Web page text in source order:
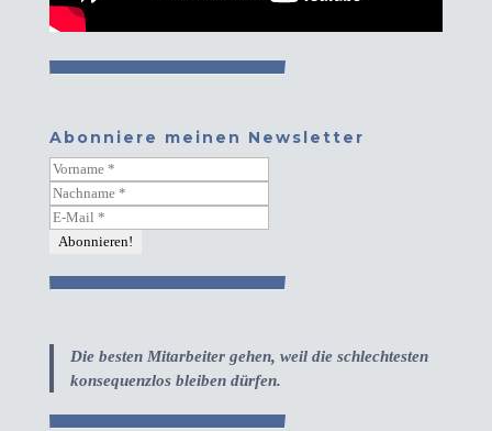
Abonniere meinen Newsletter
Die besten Mitarbeiter gehen, weil die schlechtesten
konsequenzlos bleiben dürfen.